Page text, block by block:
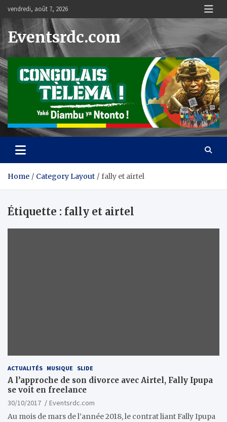
content
vendredi, août 7, 2026
Eventsrdc.com
Home Category Layout fally et airtel
Étiquette : fally et airtel
ACTUALITÉS MUSIQUE SLIDE
A l’approche de son divorce avec Airtel, Fally Ipupa
se voit en freelance
30/10/2017
Eventsrdc.com
Au mois de mars de l’année 2018, le contrat liant Fally Ipupa